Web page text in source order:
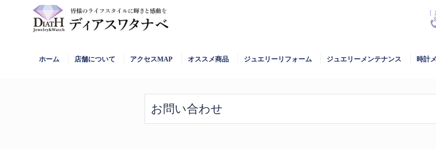
[
ホーム 店舗について アクセスMAP オススメ商品 ジュエリーリフォーム ジュエリーメンテナンス 時計
お問い合わせ